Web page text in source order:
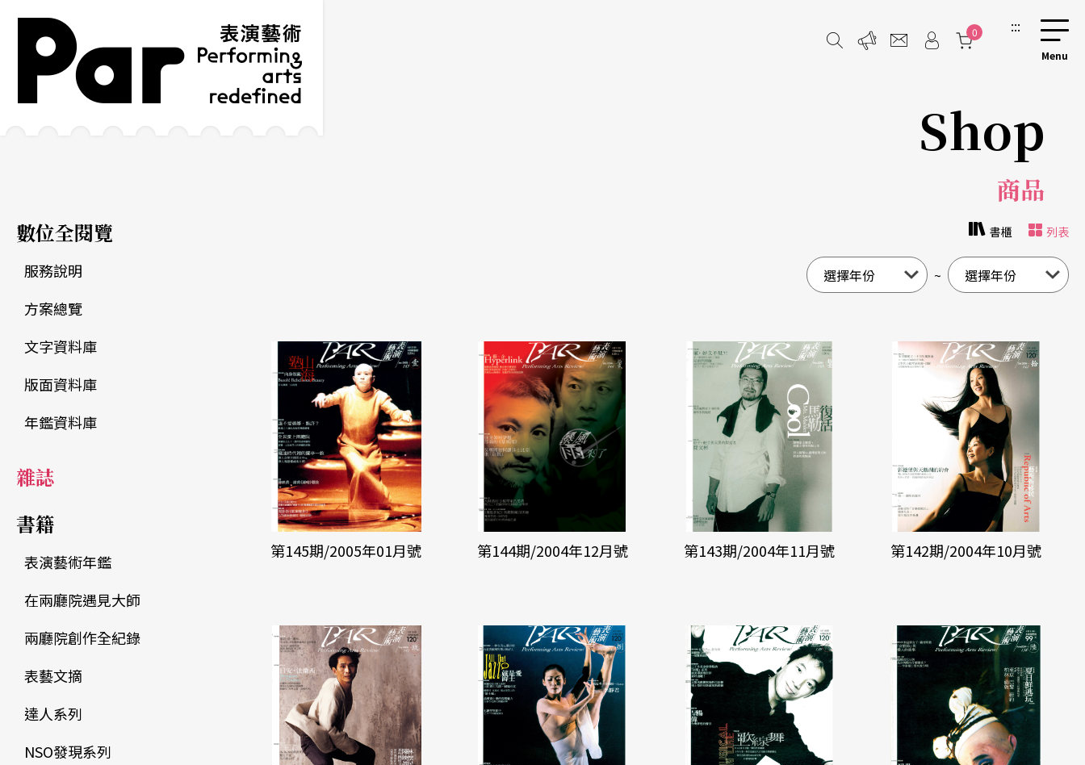
跳到主要內容區塊
網站導覽
0 :::
Shop
商品
數位全閱覽
服務說明
方案總覽
文字資料庫
版面資料庫
年鑑資料庫
雜誌
書籍
表演藝術年鑑
在兩廳院遇見大師
兩廳院創作全紀錄
表藝文摘
達人系列
NSO發現系列
書櫃 列表
~
第145期/2005年01月號 第144期/2004年12月號 第143期/2004年11月號 第142期/2004年10月號